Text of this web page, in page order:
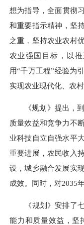
想为指导，全面贯彻
和重要指示精神，坚
之重，坚持农业农村
农业强国目标，以
用“千万工程”经验为
实现农业现代化、农
《规划》提出，到
质量效益和竞争力不
业科技自立自强水平
重要进展，农民收入
设，城乡融合发展实
成效。同时，对2035
《规划》安排了七
能力和质量效益，坚